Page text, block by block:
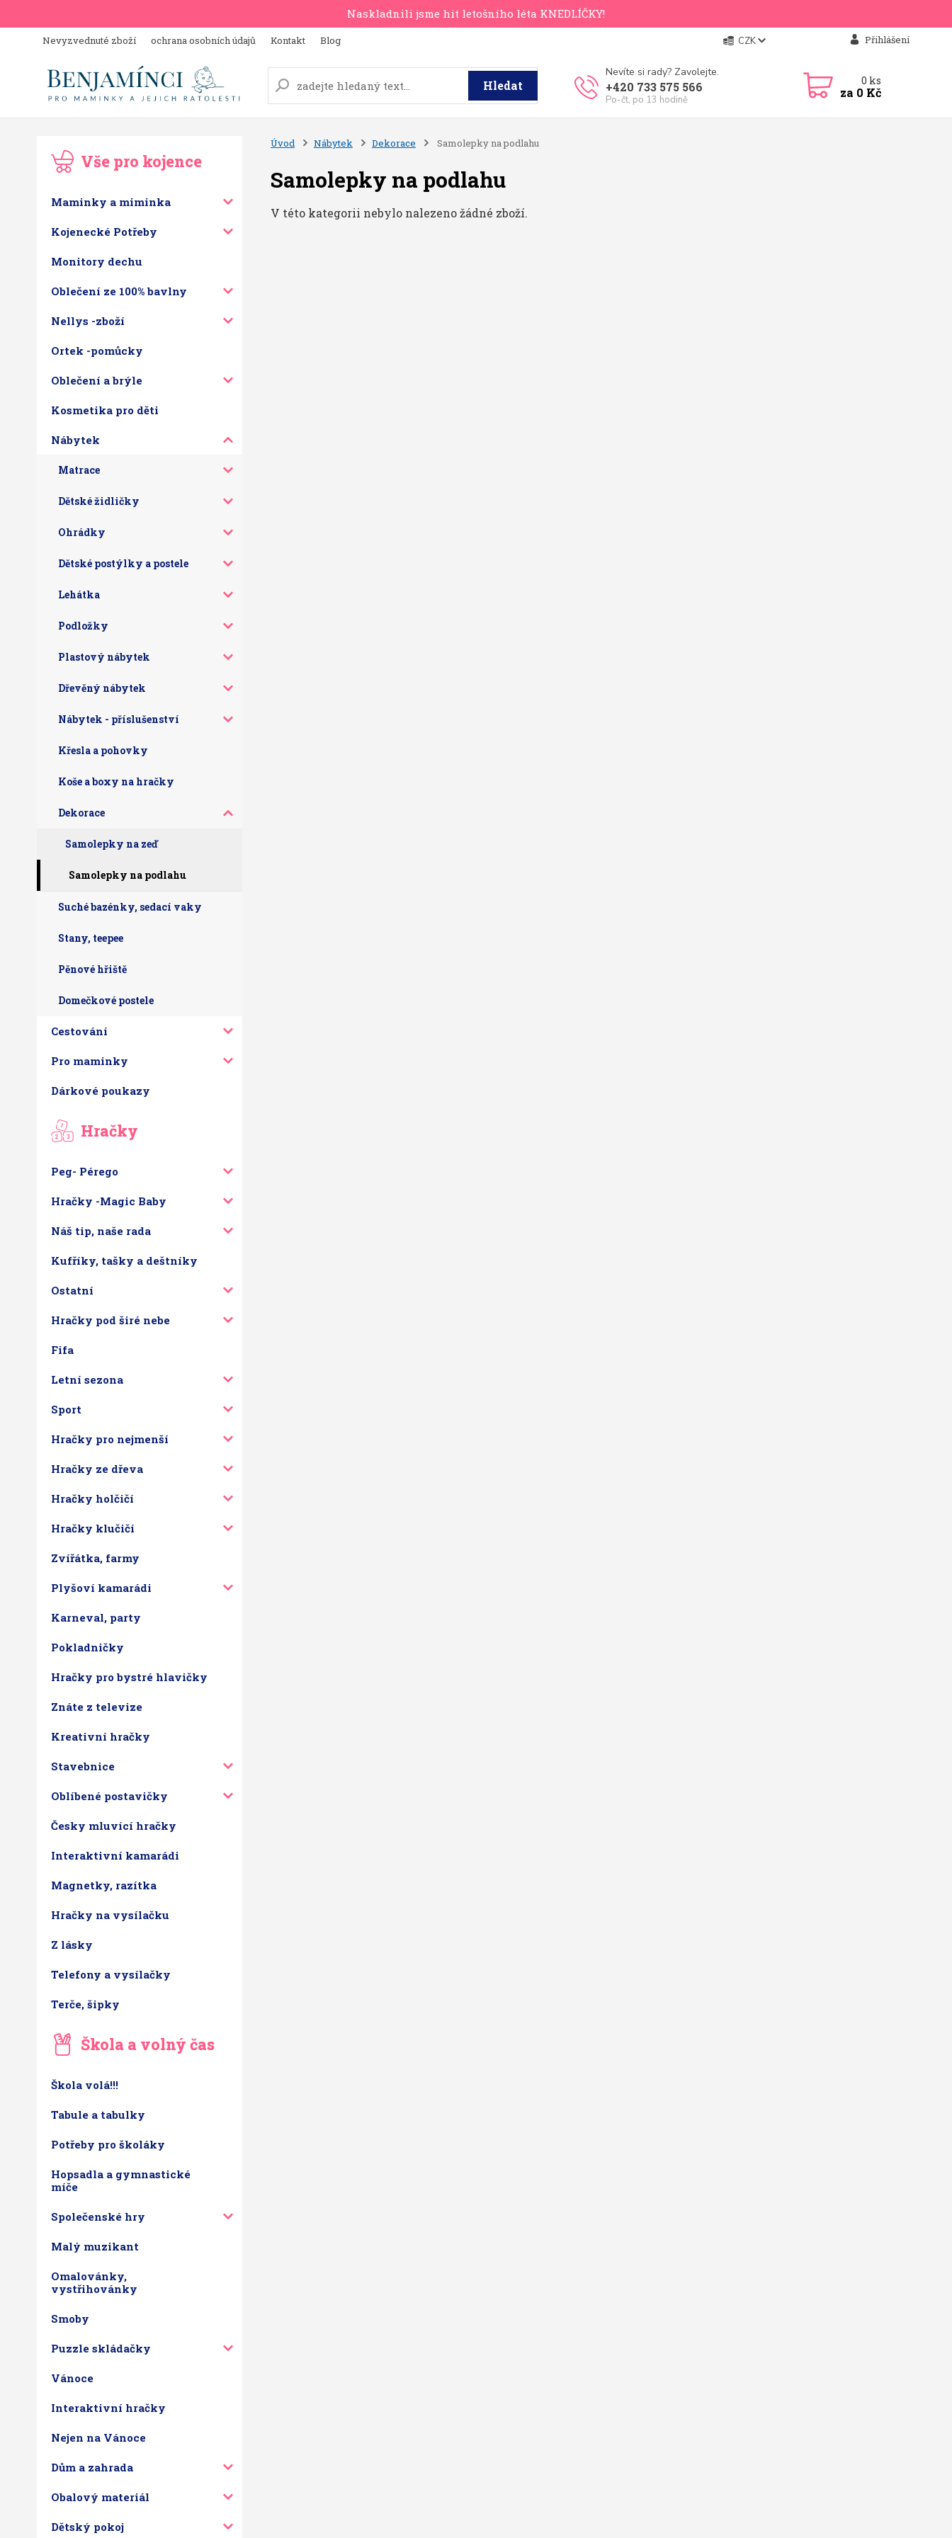
Naskladnili jsme hit letošního léta KNEDLÍČKY!
Nevyzvednuté zboží ochrana osobních údajů Kontakt Blog CZK Přihlášení
Hledat
Nevíte si rady? Zavolejte.
+420 733 575 566
Po-čt, po 13 hodině
0 ks
za 0 Kč
Vše pro kojence
Maminky a miminka
Kojenecké Potřeby
Monitory dechu
Oblečení ze 100% bavlny
Nellys -zboží
Ortek -pomůcky
Oblečení a brýle
Kosmetika pro děti
Nábytek
Matrace
Dětské židličky
Ohrádky
Dětské postýlky a postele
Lehátka
Podložky
Plastový nábytek
Dřevěný nábytek
Nábytek - příslušenství
Křesla a pohovky
Koše a boxy na hračky
Dekorace
Samolepky na zeď
Samolepky na podlahu
Suché bazénky, sedací vaky
Stany, teepee
Pěnové hřiště
Domečkové postele
Cestování
Pro maminky
Dárkové poukazy
Hračky
Peg- Pérego
Hračky -Magic Baby
Náš tip, naše rada
Kufříky, tašky a deštníky
Ostatní
Hračky pod širé nebe
Fifa
Letní sezona
Sport
Hračky pro nejmenší
Hračky ze dřeva
Hračky holčičí
Hračky klučičí
Zvířátka, farmy
Plyšoví kamarádi
Karneval, party
Pokladničky
Hračky pro bystré hlavičky
Znáte z televize
Kreativní hračky
Stavebnice
Oblíbené postavičky
Česky mluvící hračky
Interaktivní kamarádi
Magnetky, razítka
Hračky na vysílačku
Z lásky
Telefony a vysílačky
Terče, šipky
Škola a volný čas
Škola volá!!!
Tabule a tabulky
Potřeby pro školáky
Hopsadla a gymnastické
míče
Společenské hry
Malý muzikant
Omalovánky,
vystřihovánky
Smoby
Puzzle skládačky
Vánoce
Interaktivní hračky
Nejen na Vánoce
Dům a zahrada
Obalový materiál
Dětský pokoj
Úvod Nábytek Dekorace Samolepky na podlahu
Samolepky na podlahu
V této kategorii nebylo nalezeno žádné zboží.